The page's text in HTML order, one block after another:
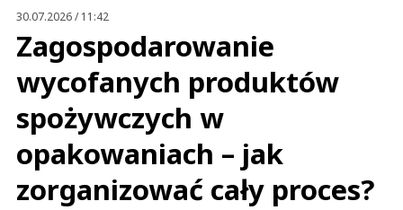
30.07.2026 / 11:42
Zagospodarowanie
wycofanych produktów
spożywczych w
opakowaniach – jak
zorganizować cały proces?